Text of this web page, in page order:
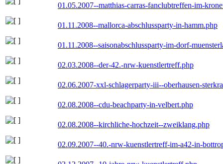
01.05.2007--matthias-carras-fanclubtreffen-im-
01.11.2008--mallorca-abschlussparty-in-hamm.php
01.11.2008--saisonabschlussparty-im-dorf-
02.03.2008--der-42.-nrw-kuenstlertreff.php
02.06.2007-xxl-schlagerparty-iii--oberhausen-
02.08.2008--cdu-beachparty-in-velbert.php
02.08.2008--kirchliche-hochzeit--zweiklang.php
02.09.2007--40.-nrw-kuenstlertreff-im-a42-in-